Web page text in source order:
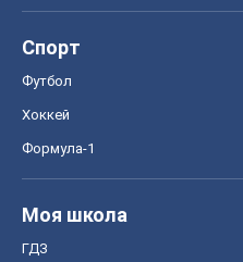
Спорт
Футбол
Хоккей
Формула-1
Моя школа
ГДЗ